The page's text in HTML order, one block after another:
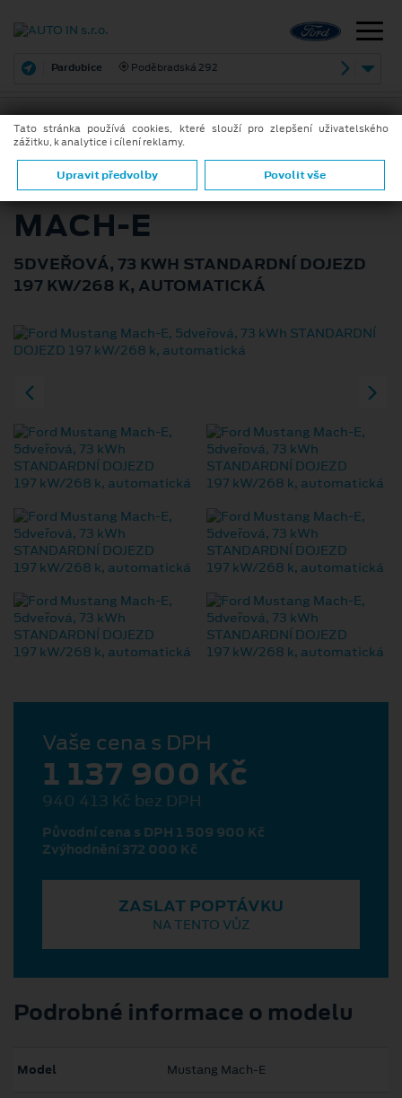
Pardubice Poděbradská 292
FORD MUSTANG
MACH-E
5DVEŘOVÁ, 73 KWH STANDARDNÍ DOJEZD
197 KW/268 K, AUTOMATICKÁ
Vaše cena s DPH
1 137 900 Kč
940 413 Kč bez DPH
Původní cena s DPH 1 509 900 Kč
Zvýhodnění 372 000 Kč
ZASLAT POPTÁVKU
NA TENTO VŮZ
Podrobné informace o modelu
Model Mustang Mach‑E
Tato stránka používá cookies, které slouží pro zlepšení uživatelského
zážitku, k analytice i cílení reklamy.
Upravit předvolby Povolit vše